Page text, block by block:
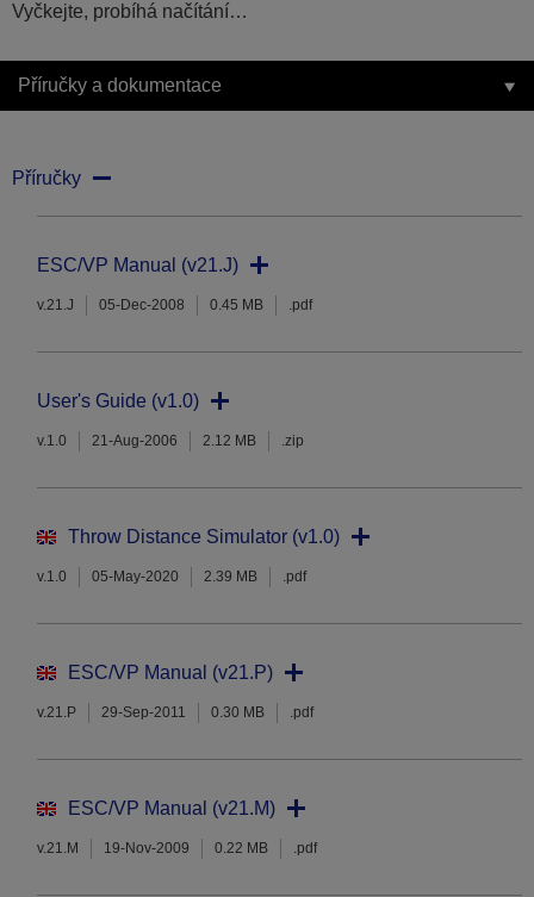
Vyčkejte, probíhá načítání…
Příručky a dokumentace
Příručky
ESC/VP Manual (v21.J)
v.21.J 05-Dec-2008 0.45 MB .pdf
User's Guide (v1.0)
v.1.0 21-Aug-2006 2.12 MB .zip
Throw Distance Simulator (v1.0)
v.1.0 05-May-2020 2.39 MB .pdf
ESC/VP Manual (v21.P)
v.21.P 29-Sep-2011 0.30 MB .pdf
ESC/VP Manual (v21.M)
v.21.M 19-Nov-2009 0.22 MB .pdf